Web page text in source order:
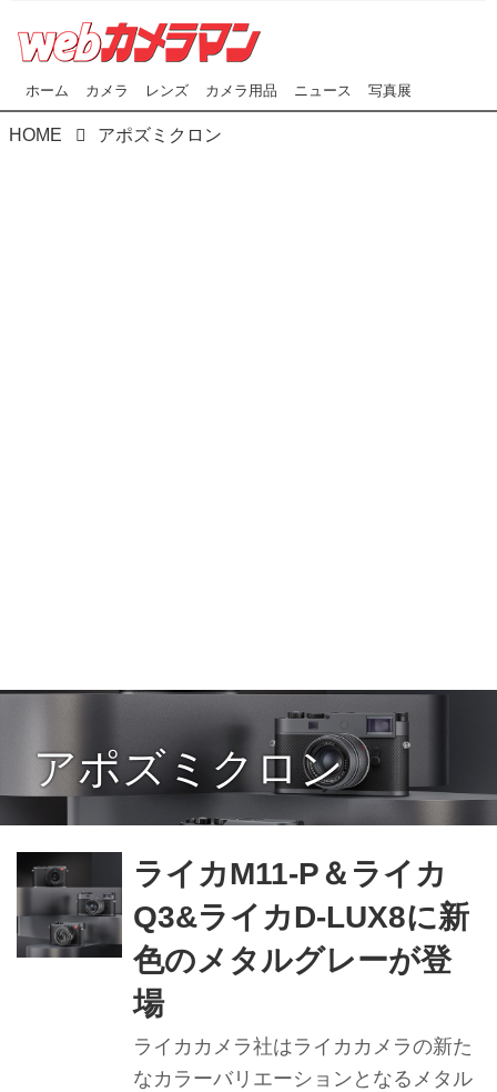
ホーム カメラ レンズ カメラ用品 ニュース 写真展
HOME アポズミクロン
アポズミクロン
ライカM11-P＆ライカ
Q3&ライカD-LUX8に新
色のメタルグレーが登
場
ライカカメラ社はライカカメラの新た
なカラーバリエーションとなるメタル